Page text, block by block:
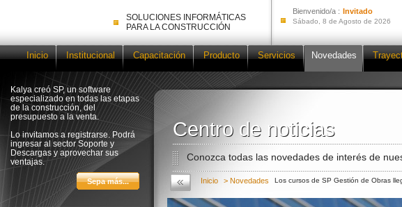
SOLUCIONES INFORMÁTICAS
PARA LA CONSTRUCCIÓN
Sábado, 8 de Agosto de 2026
Bienvenido/a : Invitado
Inicio Institucional Capacitación Producto Servicios Novedades
Kalya creó SP, un software
especializado en todas las etapas
de la construcción, del
presupuesto a la venta.
Lo invitamos a registrarse. Podrá
ingresar al sector Soporte y
Descargas y aprovechar sus
ventajas.
Centro de noticias
Centro de noticias
Conozca todas las novedades de interés de
Inicio > Novedades Los cursos de SP Gestión de Obras